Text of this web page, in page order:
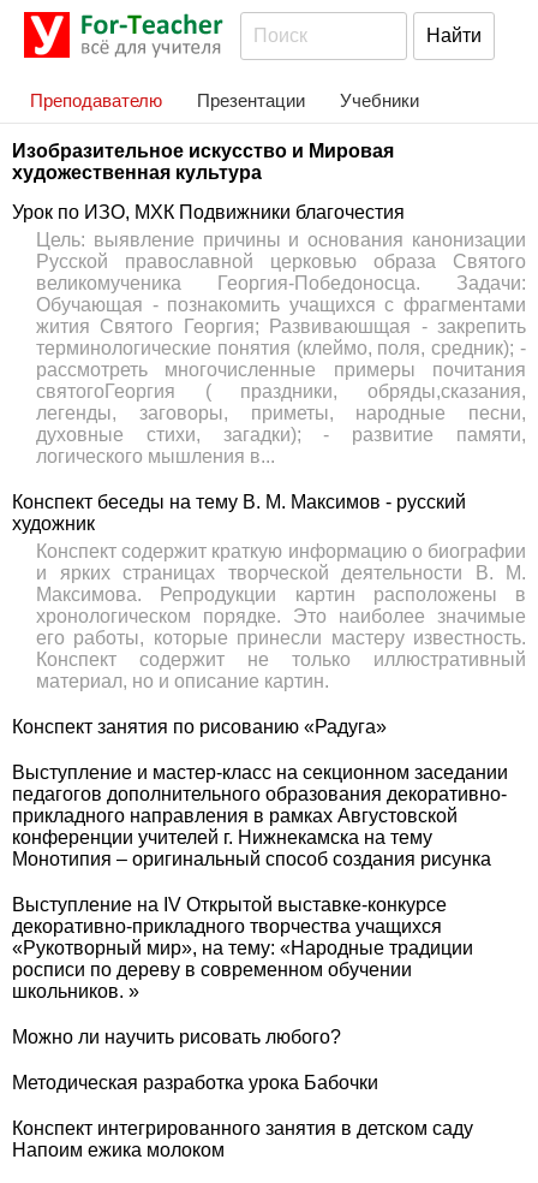
Преподавателю Презентации Учебники
Изобразительное искусство и Мировая
художественная культура
Урок по ИЗО, МХК Подвижники благочестия
Цель: выявление причины и основания канонизации
Русской православной церковью образа Святого
великомученика Георгия-Победоносца. Задачи:
Обучающая - познакомить учащихся с фрагментами
жития Святого Георгия; Развиваюшщая - закрепить
терминологические понятия (клеймо, поля, средник); -
рассмотреть многочисленные примеры почитания
святогоГеоргия ( праздники, обряды,сказания,
легенды, заговоры, приметы, народные песни,
духовные стихи, загадки); - развитие памяти,
логического мышления в...
Конспект беседы на тему В. М. Максимов - русский
художник
Конспект содержит краткую информацию о биографии
и ярких страницах творческой деятельности В. М.
Максимова. Репродукции картин расположены в
хронологическом порядке. Это наиболее значимые
его работы, которые принесли мастеру известность.
Конспект содержит не только иллюстративный
материал, но и описание картин.
Конспект занятия по рисованию «Радуга»
Выступление и мастер-класс на секционном заседании
педагогов дополнительного образования декоративно-
прикладного направления в рамках Августовской
конференции учителей г. Нижнекамска на тему
Монотипия – оригинальный способ создания рисунка
Выступление на IV Открытой выставке-конкурсе
декоративно-прикладного творчества учащихся
«Рукотворный мир», на тему: «Народные традиции
росписи по дереву в современном обучении
школьников. »
Можно ли научить рисовать любого?
Методическая разработка урока Бабочки
Конспект интегрированного занятия в детском саду
Напоим ежика молоком